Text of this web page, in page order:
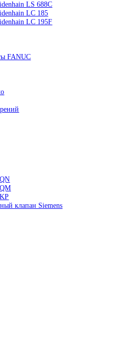
LS 628C
LS 688C
LC 185
LC 195F
FANUC
SQN